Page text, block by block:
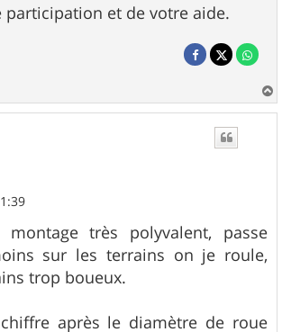
participation et de votre aide.
a
très polyvalent, passe
sur les terrains on je roule,
trop boueux.
après le diamètre de roue